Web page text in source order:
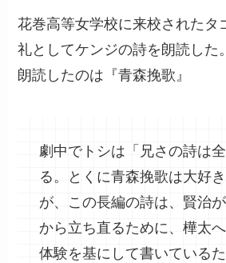
花巻高等女学校に来校されたタ
礼としてケンジの詩を朗読した
朗読したのは『青森挽歌』
劇中でトシは「兄さの詩は
る。とくに青森挽歌は大好
が、この長編の詩は、賢治
から立ち直るために、樺太
体験を基にして書いている